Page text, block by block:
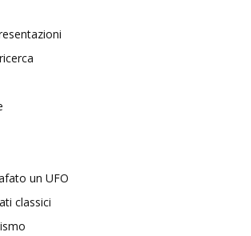
un UFO
classici